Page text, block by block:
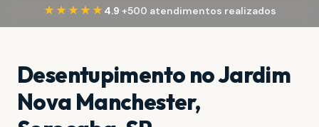
★★★★★ 4.9·+500 atendimentos realizados
Desentupimento no Jardim
Nova Manchester,